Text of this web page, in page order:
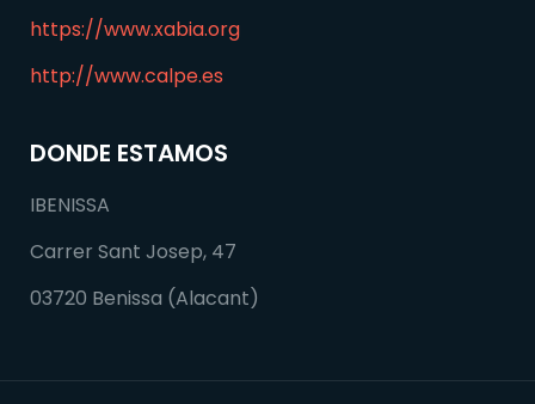
https://www.xabia.org
http://www.calpe.es
DONDE ESTAMOS
IBENISSA
Carrer Sant Josep, 47
03720 Benissa (Alacant)